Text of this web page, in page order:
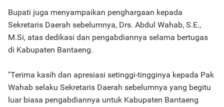
Bupati juga menyampaikan penghargaan kepada
Sekretaris Daerah sebelumnya, Drs. Abdul Wahab, S.E.,
M.Si, atas dedikasi dan pengabdiannya selama bertugas
di Kabupaten Bantaeng.
"Terima kasih dan apresiasi setinggi-tingginya kepada Pak
Wahab selaku Sekretaris Daerah sebelumnya yang begitu
luar biasa pengabdiannya untuk Kabupaten Bantaeng